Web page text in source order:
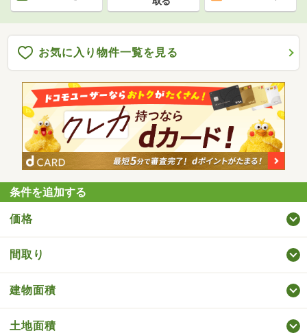
お気に入り物件一覧を見る
条件を追加する
価格
間取り
建物面積
土地面積